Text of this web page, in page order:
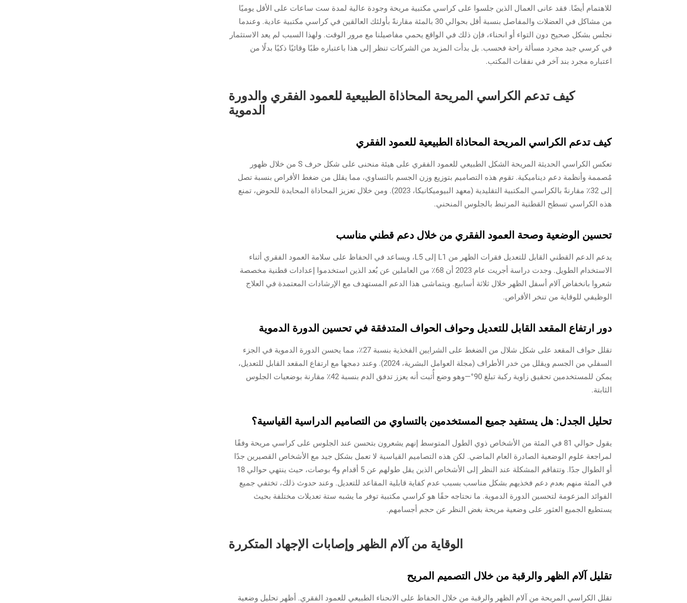
للاهتمام أيضًا. فقد عانى العمال الذين جلسوا على كراسي مكتبية مريحة وجودة عالية لمدة ست ساعات على الأقل يوميًا
من مشاكل في العضلات والمفاصل بنسبة أقل بحوالي 30 بالمئة مقارنةً بأولئك العالقين في كراسي مكتبية عادية. وعندما
نجلس بشكل صحيح دون التواء أو انحناء، فإن ذلك في الواقع يحمي مفاصيلنا مع مرور الوقت. ولهذا السبب لم يعد الاستثمار
في كرسي جيد مجرد مسألة راحة فحسب. بل بدأت المزيد من الشركات تنظر إلى هذا باعتباره طبًا وقائيًا ذكيًا بدلًا من
اعتباره مجرد بند آخر في نفقات المكتب.
كيف تدعم الكراسي المريحة المحاذاة الطبيعية للعمود الفقري والدورة
الدموية
كيف تدعم الكراسي المريحة المحاذاة الطبيعية للعمود الفقري
تعكس الكراسي الحديثة المريحة الشكل الطبيعي للعمود الفقري على هيئة منحنى على شكل حرف S من خلال ظهور
مُصممة وأنظمة دعم ديناميكية. تقوم هذه التصاميم بتوزيع وزن الجسم بالتساوي، مما يقلل من ضغط الأقراص بنسبة تصل
إلى 32٪ مقارنةً بالكراسي المكتبية التقليدية (معهد البيوميكانيكا، 2023). ومن خلال تعزيز المحاذاة المحايدة للحوض، تمنع
هذه الكراسي تسطح القطنية المرتبط بالجلوس المنحني.
تحسين الوضعية وصحة العمود الفقري من خلال دعم قطني مناسب
يدعم الدعم القطني القابل للتعديل فقرات الظهر من L1 إلى L5، ويساعد في الحفاظ على سلامة العمود الفقري أثناء
الاستخدام الطويل. وجدت دراسة أجريت عام 2023 أن 68٪ من العاملين عن بُعد الذين استخدموا إعدادات قطنية مخصصة
شعروا بانخفاض آلام أسفل الظهر خلال ثلاثة أسابيع. ويتماشى هذا الدعم المستهدف مع الإرشادات المعتمدة في العلاج
الوظيفي للوقاية من تنخر الأقراص.
دور ارتفاع المقعد القابل للتعديل وحواف الحواف المتدفقة في تحسين الدورة الدموية
تقلل حواف المقعد على شكل شلال من الضغط على الشرايين الفخذية بنسبة 27٪، مما يحسن الدورة الدموية في الجزء
السفلي من الجسم ويقلل من خدر الأطراف (مجلة العوامل البشرية، 2024). وعند دمجها مع ارتفاع المقعد القابل للتعديل،
يمكن للمستخدمين تحقيق زاوية ركبة تبلغ 90°—وهو وضع أُثبت أنه يعزز تدفق الدم بنسبة 42٪ مقارنة بوضعيات الجلوس
الثابتة.
تحليل الجدل: هل يستفيد جميع المستخدمين بالتساوي من التصاميم الدراسية القياسية؟
يقول حوالي 81 في المئة من الأشخاص ذوي الطول المتوسط إنهم يشعرون بتحسن عند الجلوس على كراسي مريحة وفقًا
لمراجعة علوم الوضعية الصادرة العام الماضي. لكن هذه التصاميم القياسية لا تعمل بشكل جيد مع الأشخاص القصيرين جدًا
أو الطوال جدًا. وتتفاقم المشكلة عند النظر إلى الأشخاص الذين يقل طولهم عن 5 أقدام و4 بوصات، حيث ينتهي حوالي 18
في المئة منهم بعدم دعم فخذيهم بشكل مناسب بسبب عدم كفاية قابلية المقاعد للتعديل. وعند حدوث ذلك، تختفي جميع
الفوائد المزعومة لتحسين الدورة الدموية. ما نحتاجه حقًا هو كراسي مكتبية توفر ما يشبه ستة تعديلات مختلفة بحيث
يستطيع الجميع العثور على وضعية مريحة بغض النظر عن حجم أجسامهم.
الوقاية من آلام الظهر وإصابات الإجهاد المتكررة
تقليل آلام الظهر والرقبة من خلال التصميم المريح
تقلل الكراسي المريحة من آلام الظهر والرقبة من خلال الحفاظ على الانحناء الطبيعي للعمود الفقري. أظهر تحليل وضعية